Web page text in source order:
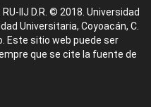
IIJ D.R. © 2018. Universidad
Universitaria, Coyoacán, C.
Este sitio web puede ser
que se cite la fuente de